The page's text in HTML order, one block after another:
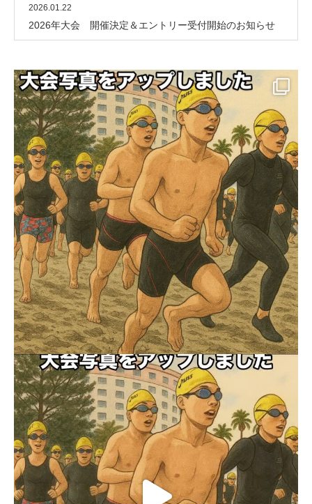
2026.01.22
2026年大会 開催決定＆エントリー受付開始のお知らせ